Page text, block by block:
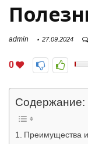
admin 27.09.2024
0
Содержание:
Преимущества